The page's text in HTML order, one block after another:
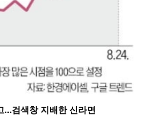
…검색창 지배한 신라면